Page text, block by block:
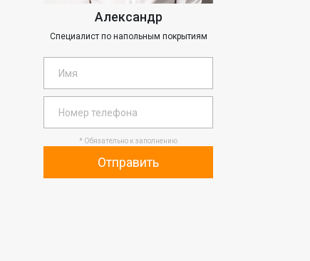
Александр
Специалист по напольным покрытиям
* Обязательно к заполнению
Отправить